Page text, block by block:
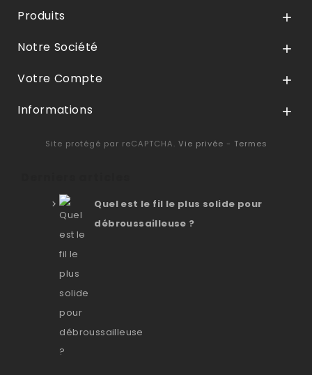
Produits 
Notre Société 
Votre Compte 
Informations 
Site protégé par reCAPTCHA. Vie privée - Termes
Quel est le fil le plus solide pour
débroussailleuse ?